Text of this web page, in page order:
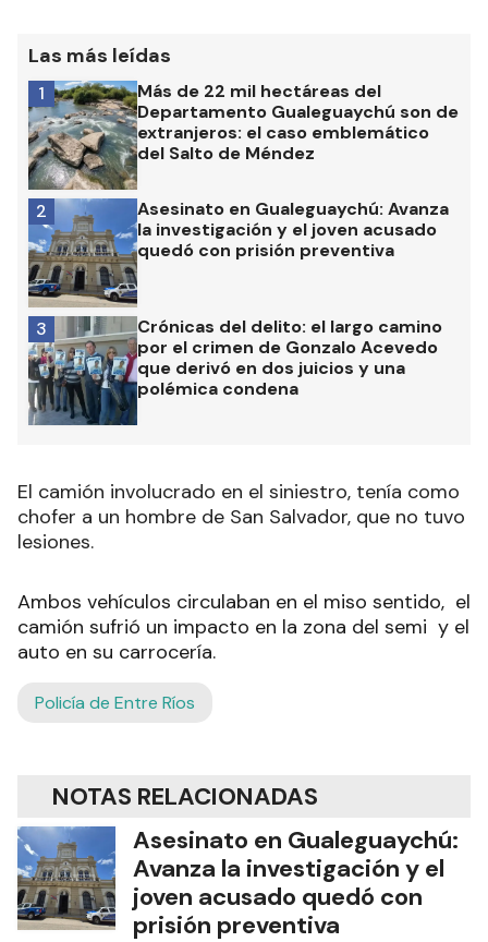
Las más leídas
Más de 22 mil hectáreas del
Departamento Gualeguaychú son de
extranjeros: el caso emblemático
del Salto de Méndez
1
Asesinato en Gualeguaychú: Avanza
la investigación y el joven acusado
quedó con prisión preventiva
2
Crónicas del delito: el largo camino
por el crimen de Gonzalo Acevedo
que derivó en dos juicios y una
polémica condena
3
El camión involucrado en el siniestro, tenía como
chofer a un hombre de San Salvador, que no tuvo
lesiones.
Ambos vehículos circulaban en el miso sentido, el
camión sufrió un impacto en la zona del semi y el
auto en su carrocería.
Policía de Entre Ríos
NOTAS RELACIONADAS
Asesinato en Gualeguaychú:
Avanza la investigación y el
joven acusado quedó con
prisión preventiva